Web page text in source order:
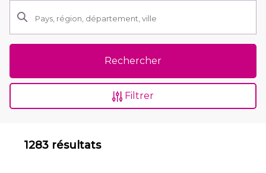
Rechercher
Filtrer
1283 résultats